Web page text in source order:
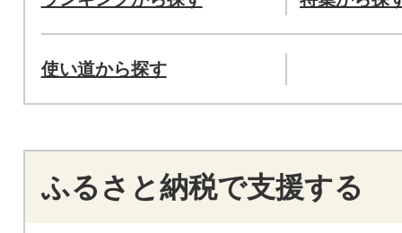
使い道から探す
ふるさと納税で支援する